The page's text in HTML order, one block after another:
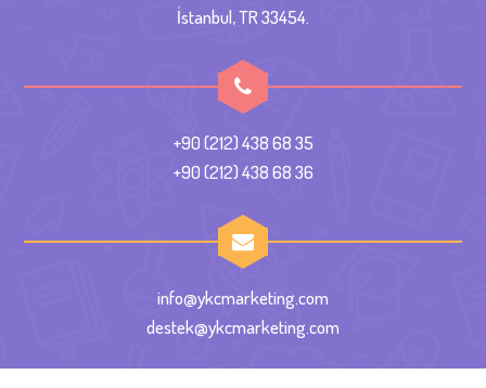
İstanbul, TR 33454.
+90 (212) 438 68 35
+90 (212) 438 68 36
info@ykcmarketing.com
destek@ykcmarketing.com